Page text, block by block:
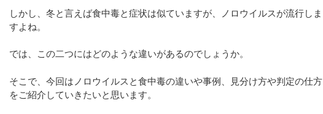
しかし、冬と言えば食中毒と症状は似ていますが、ノロウイルスが流行しま
すよね。
では、この二つにはどのような違いがあるのでしょうか。
そこで、今回はノロウイルスと食中毒の違いや事例、見分け方や判定の仕方
をご紹介していきたいと思います。